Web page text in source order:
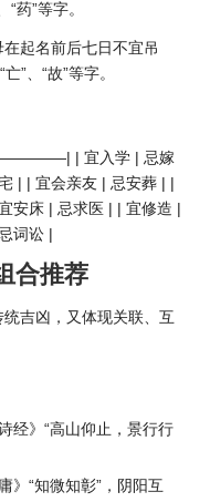
药”等字。
起名前后七日不宜吊
”、“故”等字。
| 宜入学 | 忌嫁
| | 宜会亲友 | 忌安葬 | |
安床 | 忌求医 | | 宜修造 |
词讼 |
合推荐
吉凶，又体现关联、互
经》“高山仰止，景行行
》“知微知彰”，阴阳互